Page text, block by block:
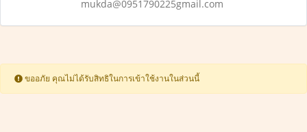
mukda@0951790225gmail.com
ขออภัย คุณไม่ได้รับสิทธิในการเข้าใช้งานในส่วนนี้